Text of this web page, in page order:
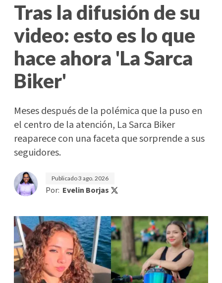
Tras la difusión de su
video: esto es lo que
hace ahora 'La Sarca
Biker'
Meses después de la polémica que la puso en
el centro de la atención, La Sarca Biker
reaparece con una faceta que sorprende a sus
seguidores.
Publicado3 ago. 2026
Por: Evelin Borjas